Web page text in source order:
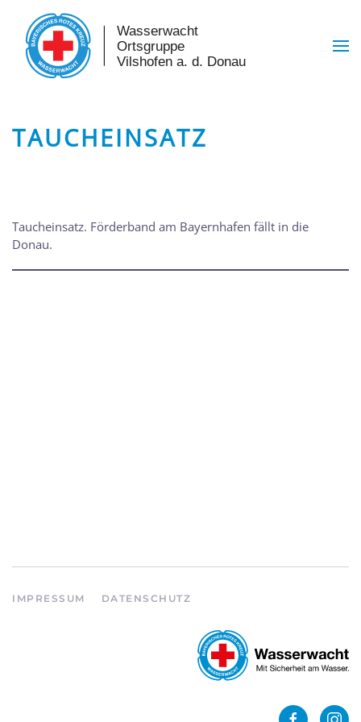
Skip to main content
TAUCHEINSATZ
Taucheinsatz. Förderband am Bayernhafen fällt in die
Donau.
IMPRESSUM DATENSCHUTZ